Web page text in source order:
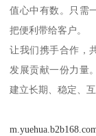
值心中有数。只需
把便利带给客户。
让我们携手合作，
发展贡献一份力量
建立长期、稳定、